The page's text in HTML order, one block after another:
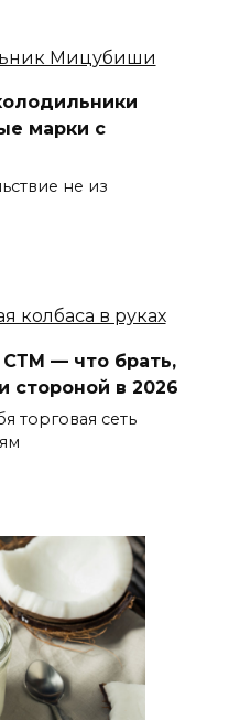
марки с
не из
— что брать,
стороной в 2026
торговая сеть